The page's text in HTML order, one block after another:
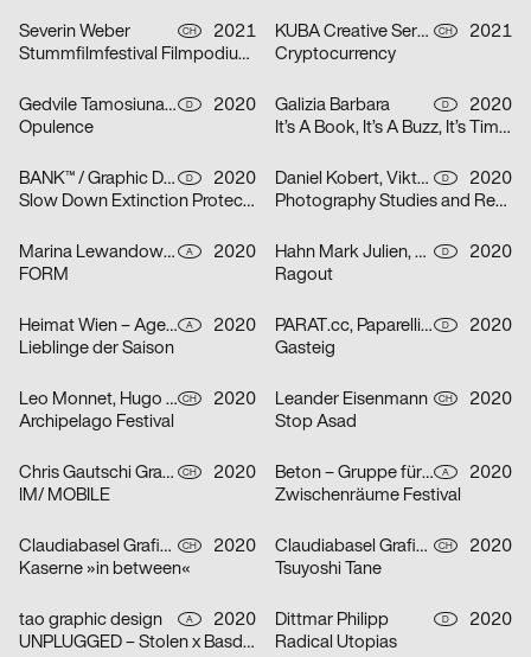
Severin Weber CH
2021
Stummfilmfestival Filmpodium Zürich
KUBA Creative Services CH
2021
Cryptocurrency
Gedvile Tamosiunaite, Jelena Luise, Shuaitong Zong D
2020
Opulence
Galizia Barbara D
2020
It’s A Book, It’s A Buzz, It’s Time to Discuss
BANK™ / Graphic Design Today D
2020
Slow Down Extinction Protect Biodiversity
Daniel Kobert, Viktor Lentzen D
2020
Photography Studies and Research
Marina Lewandowska A
2020
FORM
Hahn Mark Julien, Kormann Raffael D
2020
Ragout
Heimat Wien – Agentur für Veränderung A
2020
Lieblinge der Saison
PARAT.cc, Paparelli Nolan D
2020
Gasteig
Leo Monnet, Hugo Jauffret CH
2020
Archipelago Festival
Leander Eisenmann CH
2020
Stop Asad
Chris Gautschi Graphic & Editorial design CH
2020
IM/ MOBILE
Beton – Gruppe für Gestaltung A
2020
Zwischenräume Festival
Claudiabasel Grafik & Interaktion CH
2020
Kaserne »in between«
Claudiabasel Grafik & Interaktion CH
2020
Tsuyoshi Tane
tao graphic design A
2020
UNPLUGGED – Stolen x Basdban
Dittmar Philipp D
2020
Radical Utopias